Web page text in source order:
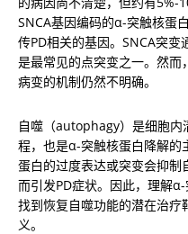
SNCA基因编码的α-突触核蛋
传PD相关的基因。SNCA突变
是最常见的点突变之一。然
病变的机制仍然不明确。
自噬（autophagy）是细胞内
程，也是α-突触核蛋白降解
蛋白的过度表达或突变会抑
而引发PD症状。因此，理解
找到恢复自噬功能的潜在治疗
义。